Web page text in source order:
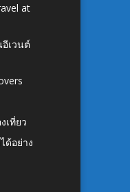
at
เวนต์
เที่ยว
ด้อย่าง